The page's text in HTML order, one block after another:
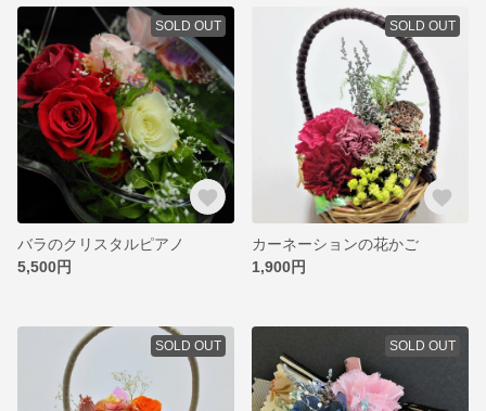
SOLD OUT
バラのクリスタルピアノ
5,500円
SOLD OUT
カーネーションの花かご
1,900円
SOLD OUT SOLD OUT